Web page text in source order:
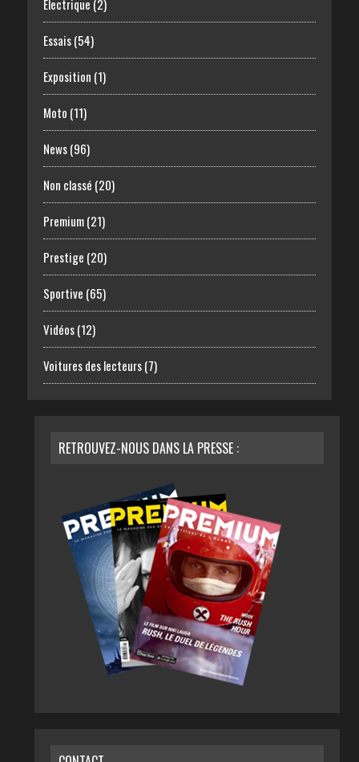
Electrique (2)
Essais(54)
Exposition (1)
Moto (11)
News(96)
Non classé (20)
Premium(21)
Prestige (20)
Sportive (65)
Vidéos(12)
Voitures des lecteurs(7)
RETROUVEZ-NOUS DANS LA PRESSE :